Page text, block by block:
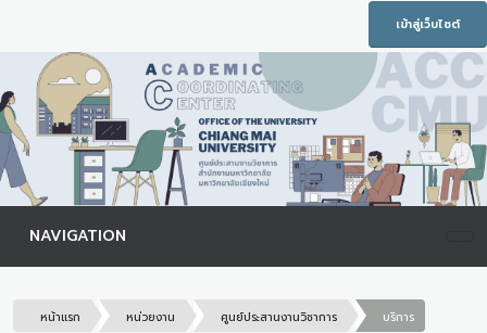
เข้าสู่เว็บไซต์
NAVIGATION
หน้าแรก หน่วยงาน ศูนย์ประสานงานวิชาการ บริการ